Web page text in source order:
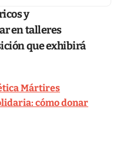
y
en talleres
que exhibirá
Mártires
cómo donar